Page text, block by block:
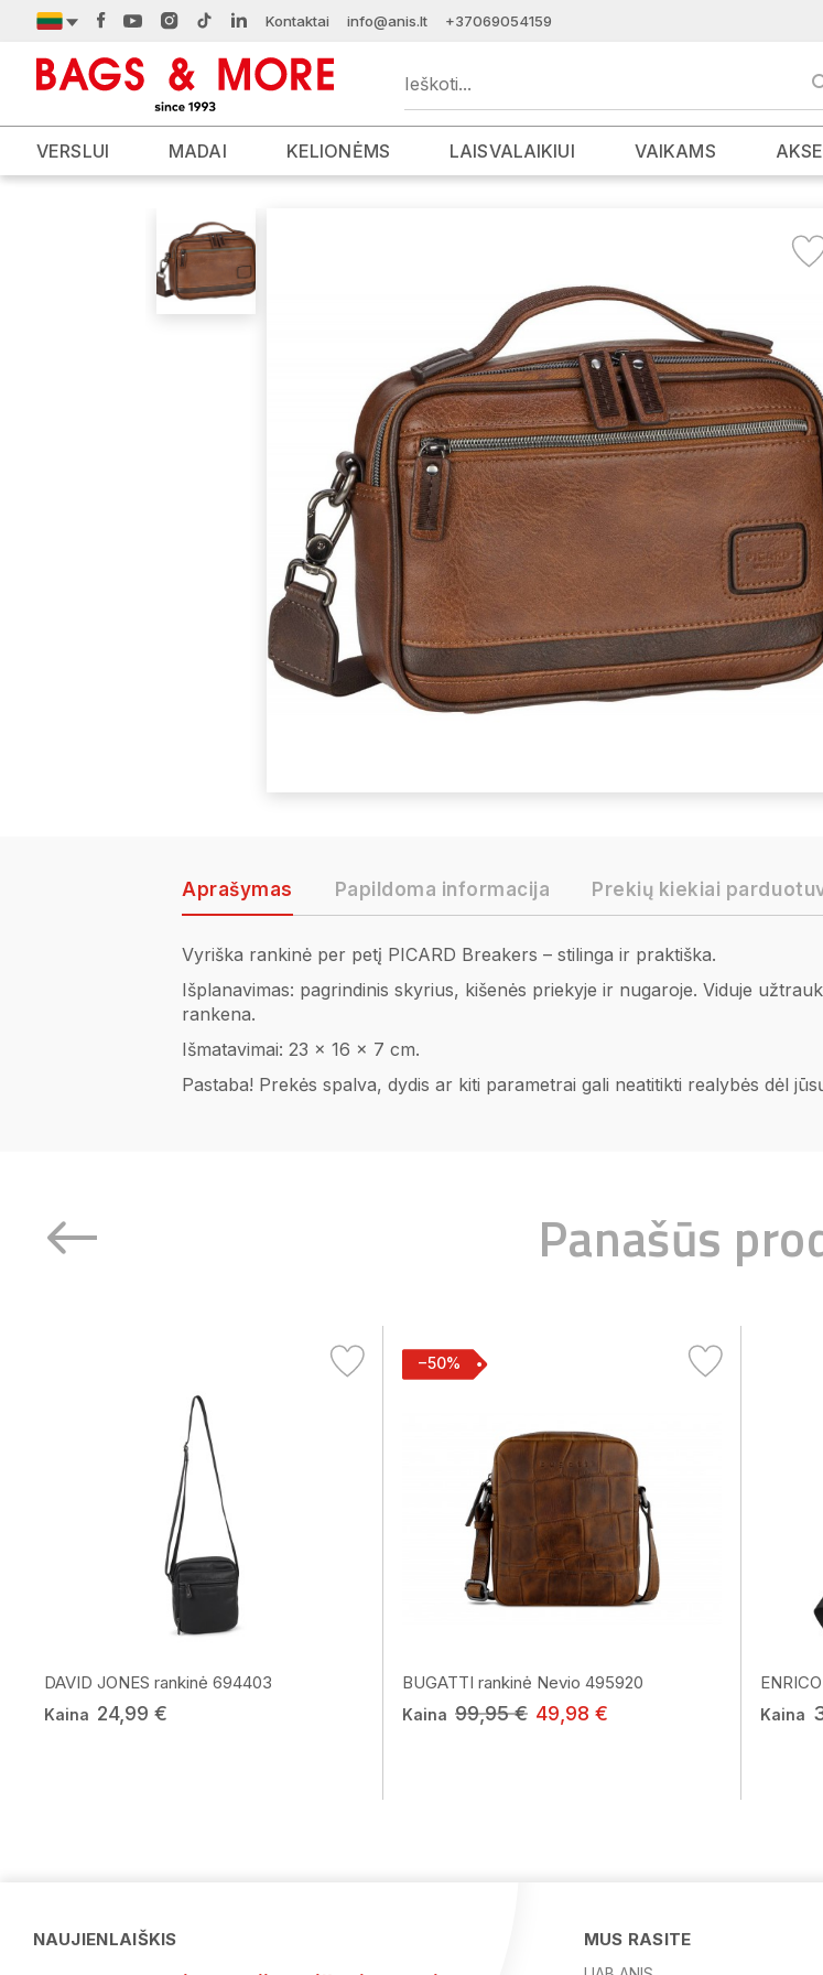
Kontaktai info@anis.lt +37069054159
VERSLUI MADAI KELIONĖMS LAISVALAIKIUI VAIKAMS
Aprašymas Papildoma informacija Prekių kiekiai
Vyriška rankinė per petį PICARD Breakers – stilinga ir praktiška.
Išplanavimas: pagrindinis skyrius, kišenės priekyje ir nugaroje. Viduje
rankena.
Išmatavimai: 23 x 16 x 7 cm.
Pastaba! Prekės spalva, dydis ar kiti parametrai gali neatitikti realybės dėl
Panašūs
DAVID JONES rankinė 694403
Kaina 24,99 €
−50%
BUGATTI rankinė Nevio 495920
Kaina 99,95 € 49,98 € Kaina
NAUJIENLAIŠKIS MUS RASITE